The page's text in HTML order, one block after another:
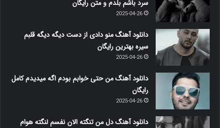
سرد باشم بلدم و متن رایگان
2025-04-26
دانلود آهنگ منو دادی از دست دیگه دیگه قلبم
سیره بهترین رایگان
2025-04-26
دانلود آهنگ من حتی خوابم بودم اگه میدیدم کامل
رایگان
2025-04-26
دانلود آهنگ دل من تنگته الان نفسم لنگته هوام